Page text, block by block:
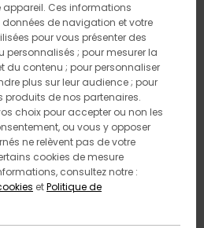
Ces informations
de navigation et votre
pour vous présenter des
; pour mesurer la
du contenu ; pour personnaliser
plus sur leur audience ; pour
produits de nos partenaires.
choix pour accepter ou non les
ou vous y opposer
ne relèvent pas de votre
cookies de mesure
consultez notre :
etPolitique de